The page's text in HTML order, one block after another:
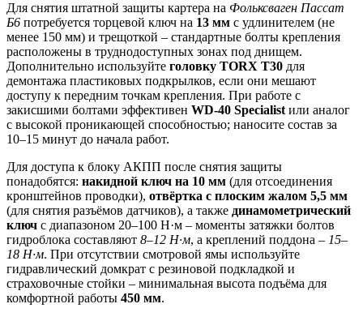
Для снятия штатной защиты картера на Фольксваген Пассат
Б6 потребуется торцевой ключ на 13 мм с удлинителем (не
менее 150 мм) и трещоткой – стандартные болты крепления
расположены в труднодоступных зонах под днищем.
Дополнительно используйте головку TORX T30 для
демонтажа пластиковых подкрылков, если они мешают
доступу к передним точкам крепления. При работе с
закисшими болтами эффективен WD-40 Specialist или аналог
с высокой проникающей способностью; наносите состав за
10–15 минут до начала работ.
Для доступа к блоку АКПП после снятия защиты
понадобятся: накидной ключ на 10 мм (для отсоединения
кронштейнов проводки), отвёртка с плоским жалом 5,5 мм
(для снятия разъёмов датчиков), а также динамометрический
ключ с диапазоном 20–100 Н·м – моменты затяжки болтов
гидроблока составляют 8–12 Н·м, а креплений поддона – 15–
18 Н·м. При отсутствии смотровой ямы используйте
гидравлический домкрат с резиновой подкладкой и
страховочные стойки – минимальная высота подъёма для
комфортной работы 450 мм.